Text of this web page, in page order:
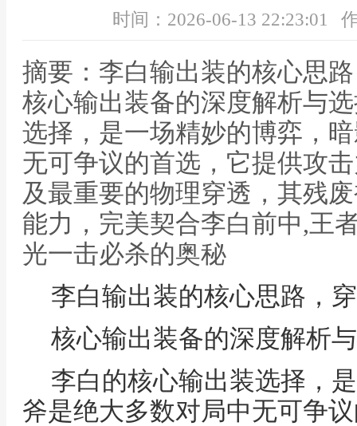
时间：2026-06-13 22:23:01
摘要：李白输出装的核心思
核心输出装备的深度解析与
选择，是一场精妙的博弈，
无可争议的首选，它提供攻
及最重要的物理穿透，其残
能力，完美契合李白前中,王
光一击必杀的奥秘
李白输出装的核心思路，
核心输出装备的深度解析
李白的核心输出装选择，
斧是绝大多数对局中无可争